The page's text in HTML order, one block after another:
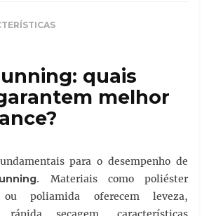
quais
melhor
para o desempenho de
. Materiais como poliéster
poliamida oferecem leveza,